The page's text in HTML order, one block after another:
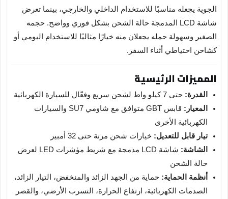
الجوية يجعله مناسبًا للاستخدام الداخلي والخارجي، بينما تعرض
شاشة LCD المدمجة حالة الشحن بشكل فوري وواضح. حجمه
الصغير وسهولة حمله يجعلان منه خيارًا مثاليًا للاستخدام اليومي أو
كشاحن احتياطي أثناء السفر.
المميزات الرئيسية
القدرة: حتى 7 كيلو واط لشحن سريع وفعّال للسيارة الكهربائية
المعيار:
قابس GBT متوافق مع شاومي SU7 والسيارات
الكهربائية الأخرى
تيار قابل للتعديل: خيارات شحن مرنة حتى 32 أمبير
الشاشة:
شاشة LCD مدمجة مع شريط مؤشرات LED لعرض
حالة الشحن
أنظمة الحماية: حماية من الجهد الزائد والمنخفض، التيار الزائد،
الصدمات الكهربائية، ارتفاع الحرارة، التسرب الأرضي، والقصر